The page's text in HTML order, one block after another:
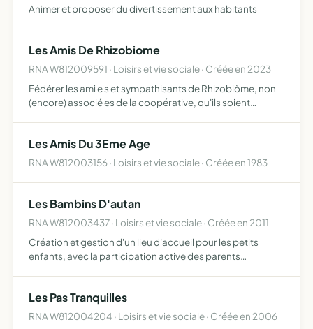
Animer et proposer du divertissement aux habitants
Les Amis De Rhizobiome
RNA W812009591 · Loisirs et vie sociale · Créée en 2023
Fédérer les ami e s et sympathisants de Rhizobiòme, non
(encore) associé es de la coopérative, qu'ils soient
coopératif et tou…
Les Amis Du 3Eme Age
RNA W812003156 · Loisirs et vie sociale · Créée en 1983
Les Bambins D'autan
RNA W812003437 · Loisirs et vie sociale · Créée en 2011
Création et gestion d'un lieu d'accueil pour les petits
enfants, avec la participation active des parents
Les Pas Tranquilles
RNA W812004204 · Loisirs et vie sociale · Créée en 2006